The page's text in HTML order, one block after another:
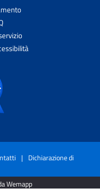
| Dichiarazione di
Wemapp